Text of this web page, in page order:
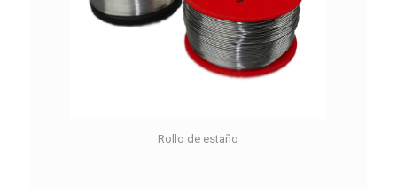
Rollo de estaño